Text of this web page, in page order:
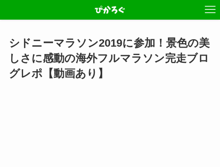
シドニーマラソン2019に参加！景色の美
しさに感動の海外フルマラソン完走ブロ
グレポ【動画あり】